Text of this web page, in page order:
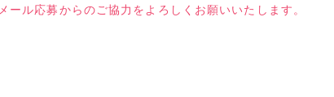
メール応募からのご協力をよろしくお願いいたします。